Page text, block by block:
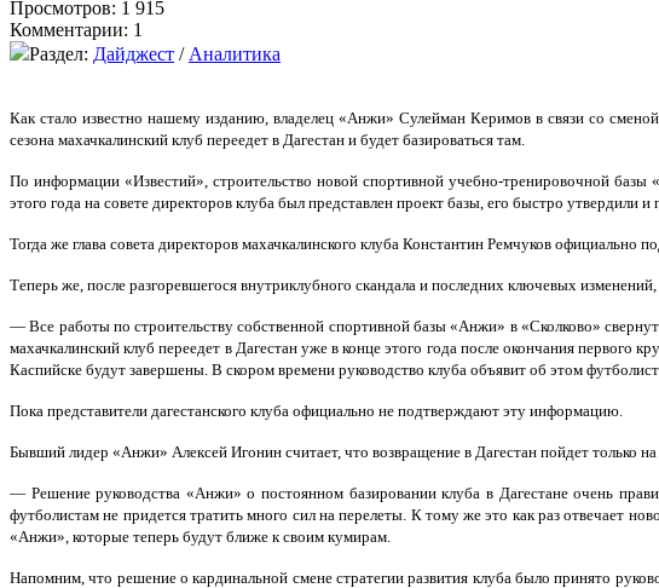
Просмотров: 1 915
Комментарии: 1
Раздел: Дайджест / Аналитика
Как стало известно нашему изданию, владелец «Анжи» Сулейман Керимов в связи со
сезона махачкалинский клуб переедет в Дагестан и будет базироваться там.
По информации «Известий», строительство новой спортивной учебно-тренировочной базы
этого года на совете директоров клуба был представлен проект базы, его быстро утвердили и
Тогда же глава совета директоров махачкалинского клуба Константин Ремчуков официально
Теперь же, после разгоревшегося внутриклубного скандала и последних ключевых
— Все работы по строительству собственной спортивной базы «Анжи» в «Сколково»
махачкалинский клуб переедет в Дагестан уже в конце этого года после окончания
Каспийске будут завершены. В скором времени руководство клуба объявит об этом
Пока представители дагестанского клуба официально не подтверждают эту информацию.
Бывший лидер «Анжи» Алексей Игонин считает, что возвращение в Дагестан пойдет только
— Решение руководства «Анжи» о постоянном базировании клуба в Дагестане очень
футболистам не придется тратить много сил на перелеты. К тому же это как раз отвечает
«Анжи», которые теперь будут ближе к своим кумирам.
Напомним, что решение о кардинальной смене стратегии развития клуба было принято